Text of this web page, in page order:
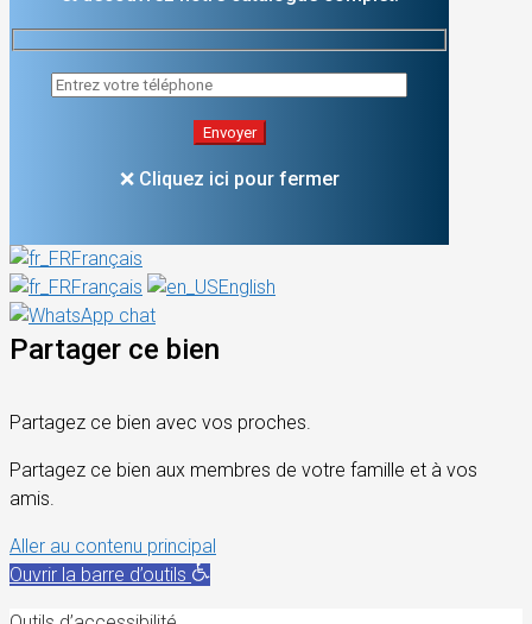
❌ Cliquez ici pour fermer
Français
Français
English
Partager ce bien
Partagez ce bien avec vos proches.
Partagez ce bien aux membres de votre famille et à vos
amis.
Aller au contenu principal
Ouvrir la barre d’outils